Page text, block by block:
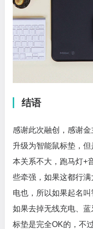
结语
感谢此次融创，感谢
升级为智能鼠标垫，
本关系不大，跑马灯+
些牵强，如果这都行
电也，所以如果起名叫
如果去掉无线充电、
标垫是完全OK的，不